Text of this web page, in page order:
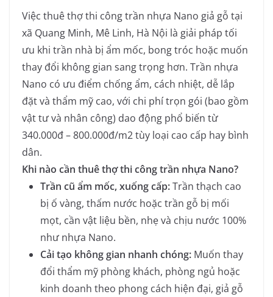
Việc thuê thợ thi công trần nhựa Nano giả gỗ tại
xã Quang Minh, Mê Linh, Hà Nội là giải pháp tối
ưu khi trần nhà bị ẩm mốc, bong tróc hoặc muốn
thay đổi không gian sang trọng hơn. Trần nhựa
Nano có ưu điểm chống ẩm, cách nhiệt, dễ lắp
đặt và thẩm mỹ cao, với chi phí trọn gói (bao gồm
vật tư và nhân công) dao động phổ biến từ
340.000đ – 800.000đ/m2 tùy loại cao cấp hay bình
dân.
Khi nào cần thuê thợ thi công trần nhựa Nano?
Trần cũ ẩm mốc, xuống cấp:Trần thạch cao
bị ố vàng, thấm nước hoặc trần gỗ bị mối
mọt, cần vật liệu bền, nhẹ và chịu nước 100%
như nhựa Nano.
Cải tạo không gian nhanh chóng: Muốn thay
đổi thẩm mỹ phòng khách, phòng ngủ hoặc
kinh doanh theo phong cách hiện đại, giả gỗ